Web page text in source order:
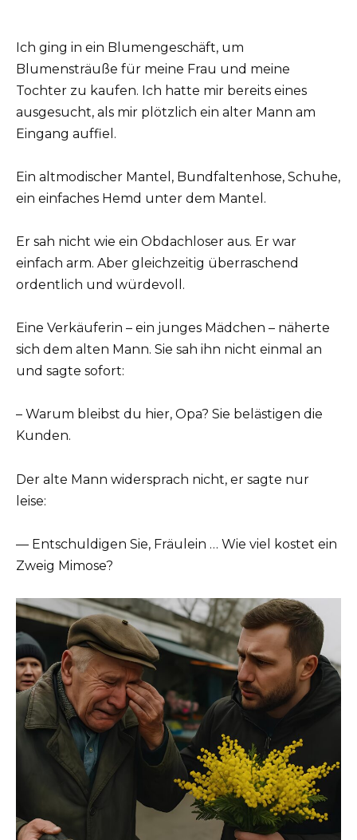
Ich ging in ein Blumengeschäft, um
Blumensträuße für meine Frau und meine
Tochter zu kaufen. Ich hatte mir bereits eines
ausgesucht, als mir plötzlich ein alter Mann am
Eingang auffiel.
Ein altmodischer Mantel, Bundfaltenhose, Schuhe,
ein einfaches Hemd unter dem Mantel.
Er sah nicht wie ein Obdachloser aus. Er war
einfach arm. Aber gleichzeitig überraschend
ordentlich und würdevoll.
Eine Verkäuferin – ein junges Mädchen – näherte
sich dem alten Mann. Sie sah ihn nicht einmal an
und sagte sofort:
– Warum bleibst du hier, Opa? Sie belästigen die
Kunden.
Der alte Mann widersprach nicht, er sagte nur
leise:
— Entschuldigen Sie, Fräulein … Wie viel kostet ein
Zweig Mimose?